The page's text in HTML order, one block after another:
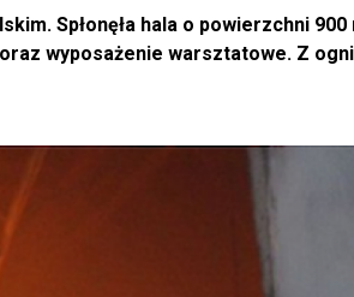
Spłonęła hala o powierzchni
wyposażenie warsztatowe. Z